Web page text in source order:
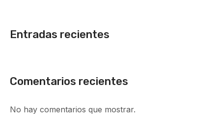
Entradas recientes
Comentarios recientes
No hay comentarios que mostrar.